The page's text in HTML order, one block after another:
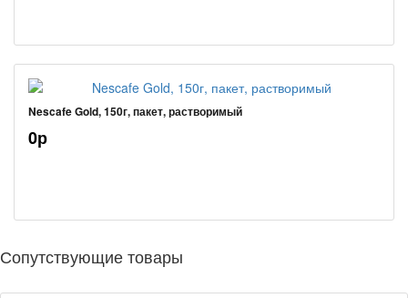
Nescafe Gold, 150г, пакет, растворимый
0р
Сопутствующие товары